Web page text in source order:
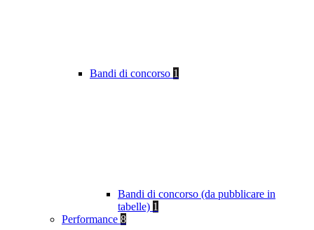
Bandi di concorso 1
Bandi di concorso (da pubblicare in
tabelle) 1
Performance 8